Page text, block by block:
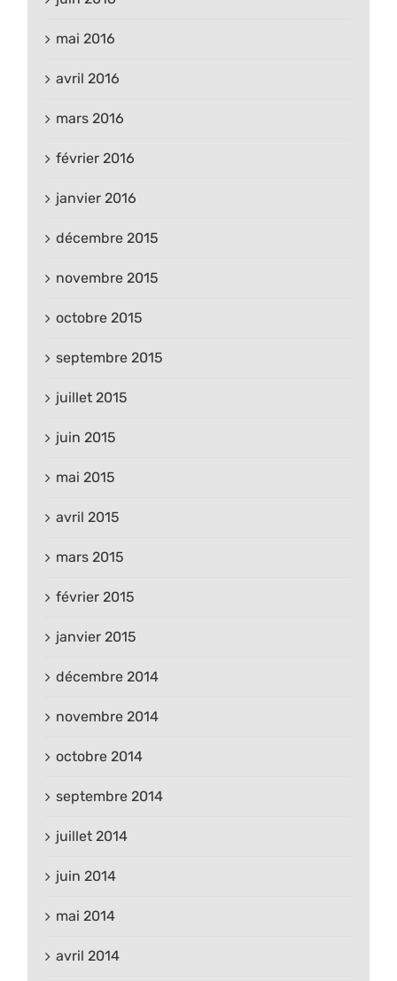
mai 2016
avril 2016
mars 2016
février 2016
janvier 2016
décembre 2015
novembre 2015
octobre 2015
septembre 2015
juillet 2015
juin 2015
mai 2015
avril 2015
mars 2015
février 2015
janvier 2015
décembre 2014
novembre 2014
octobre 2014
septembre 2014
juillet 2014
juin 2014
mai 2014
avril 2014